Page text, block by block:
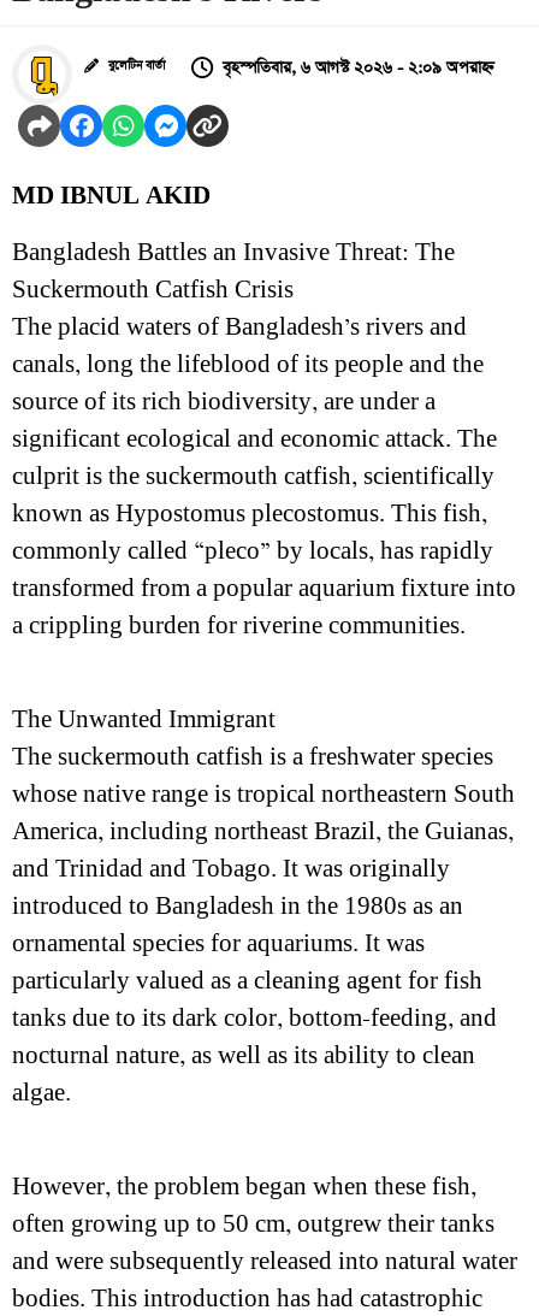
বুলেটিন বার্তা বৃহস্পতিবার, ৬ আগস্ট ২০২৬ - ২:০৯ অপরাহ্ন
MD IBNUL AKID
Bangladesh Battles an Invasive Threat: The
Suckermouth Catfish Crisis
The placid waters of Bangladesh’s rivers and
canals, long the lifeblood of its people and the
source of its rich biodiversity, are under a
significant ecological and economic attack. The
culprit is the suckermouth catfish, scientifically
known as Hypostomus plecostomus. This fish,
commonly called “pleco” by locals, has rapidly
transformed from a popular aquarium fixture into
a crippling burden for riverine communities.
The Unwanted Immigrant
The suckermouth catfish is a freshwater species
whose native range is tropical northeastern South
America, including northeast Brazil, the Guianas,
and Trinidad and Tobago. It was originally
introduced to Bangladesh in the 1980s as an
ornamental species for aquariums. It was
particularly valued as a cleaning agent for fish
tanks due to its dark color, bottom-feeding, and
nocturnal nature, as well as its ability to clean
algae.
However, the problem began when these fish,
often growing up to 50 cm, outgrew their tanks
and were subsequently released into natural water
bodies. This introduction has had catastrophic